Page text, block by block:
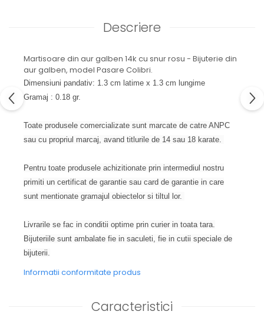
Descriere
Martisoare din aur galben 14k cu snur rosu - Bijuterie din
aur galben, model Pasare Colibri.
Dimensiuni pandativ: 1.3 cm latime x 1.3 cm lungime
Gramaj : 0.18 gr.
Toate produsele comercializate sunt marcate de catre ANPC
sau cu propriul marcaj, avand titlurile de 14 sau 18 karate.
Pentru toate produsele achizitionate prin intermediul nostru
primiti un certificat de garantie sau card de garantie in care
sunt mentionate gramajul obiectelor si tiltul lor.
Livrarile se fac in conditii optime prin curier in toata tara.
Bijuteriile sunt ambalate fie in saculeti, fie in cutii speciale de
bijuterii.
Informatii conformitate produs
Caracteristici